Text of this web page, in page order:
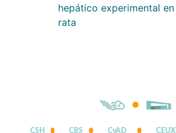
hepático experimental en
rata
CSH CBS CyAD CEUX